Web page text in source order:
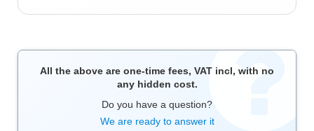
All the above are one-time fees, VAT incl, with no
any hidden cost.
Do you have a question?
We are ready to answer it